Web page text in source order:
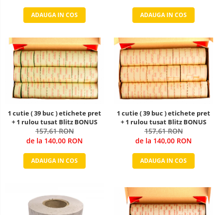
ADAUGA IN COS ADAUGA IN COS
1 cutie ( 39 buc ) etichete pret
+ 1 rulou tusat Blitz BONUS
157,61 RON
de la 140,00 RON
ADAUGA IN COS
1 cutie ( 39 buc ) etichete pret
+ 1 rulou tusat Blitz BONUS
157,61 RON
de la 140,00 RON
ADAUGA IN COS